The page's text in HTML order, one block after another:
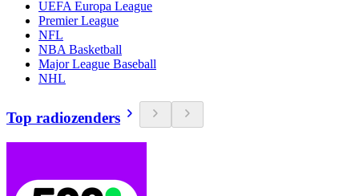
UEFA Europa League
Premier League
NFL
NBA Basketball
Major League Baseball
NHL
Top radiozenders